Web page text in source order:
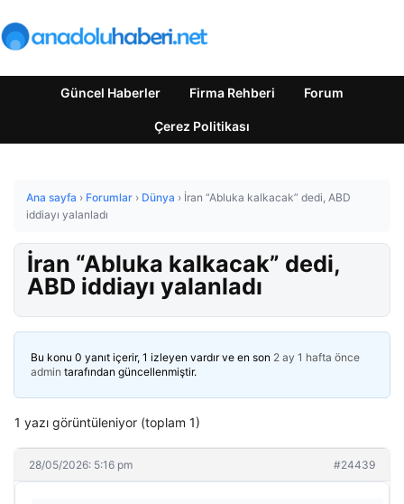
Güncel Haberler Firma Rehberi Forum
Çerez Politikası
Ana sayfa › Forumlar › Dünya › İran “Abluka kalkacak” dedi, ABD
iddiayı yalanladı
İran “Abluka kalkacak” dedi,
ABD iddiayı yalanladı
Bu konu 0 yanıt içerir, 1 izleyen vardır ve en son 2 ay 1 hafta önce
admin tarafından güncellenmiştir.
1 yazı görüntüleniyor (toplam 1)
28/05/2026: 5:16 pm #24439